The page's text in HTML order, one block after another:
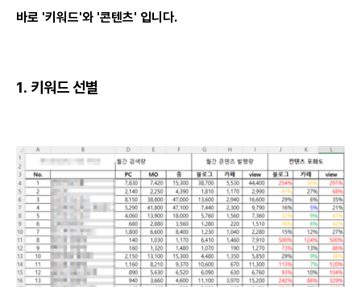
바로 '키워드'와 '콘텐츠' 입니다.
1. 키워드 선별